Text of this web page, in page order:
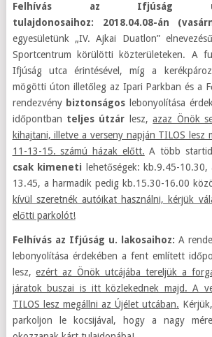
Felhívás az Ifjúság
tulajdonosaihoz: 2018.04.08-án
egyesületünk „IV. Ajkai Duatlon”
Sportcentrum körülötti közterületeken. A
Ifjúság utca érintésével, míg a
mögötti úton illetőleg az Ipari Parkban és a
rendezvény biztonságos lebonyolítása
időpontban teljes útzár lesz,azaz Önök
kihajtani, illetve a verseny napján TILOS lesz
11-13-15. számú házak előtt. A több
csak kimeneti lehetőségek: kb.9.45-
13.45, a harmadik pedig kb.15.30-16.00
kívül szeretnék autóikat használni, kérjük
előtti parkolót!
Felhívás az Ifjúság u. lakosaihoz:A
lebonyolítása érdekében a fent említett
lesz,ezért az Önök utcájába tereljük a
járatok buszai is itt közlekednek majd. A
TILOS lesz megállni az Újélet utcában.
parkoljon le kocsijával, hogy a nagy